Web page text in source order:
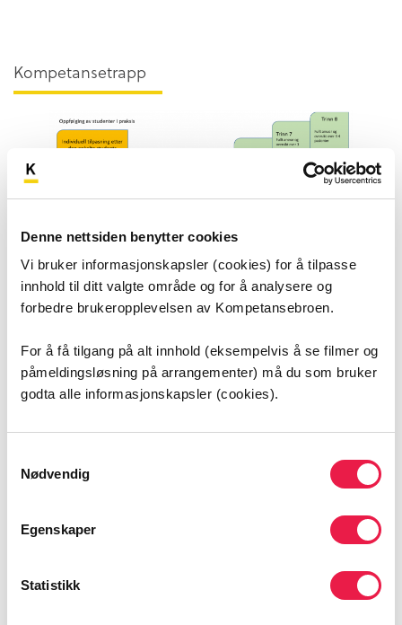
Denne nettsiden benytter cookies
Vi bruker informasjonskapsler (cookies) for å tilpasse
innhold til ditt valgte område og for å analysere og
forbedre brukeropplevelsen av Kompetansebroen.
For å få tilgang på alt innhold (eksempelvis å se filmer og
påmeldingsløsning på arrangementer) må du som bruker
godta alle informasjonskapsler (cookies).
Nødvendig
Egenskaper
Statistikk
Kompetansetrapp
Kompetansetrappen kan ses i større format her
Alle fagartikler